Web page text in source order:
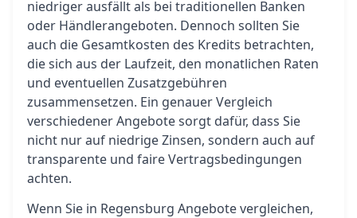
niedriger ausfällt als bei traditionellen Banken
oder Händlerangeboten. Dennoch sollten Sie
auch die Gesamtkosten des Kredits betrachten,
die sich aus der Laufzeit, den monatlichen Raten
und eventuellen Zusatzgebühren
zusammensetzen. Ein genauer Vergleich
verschiedener Angebote sorgt dafür, dass Sie
nicht nur auf niedrige Zinsen, sondern auch auf
transparente und faire Vertragsbedingungen
achten.
Wenn Sie in Regensburg Angebote vergleichen,